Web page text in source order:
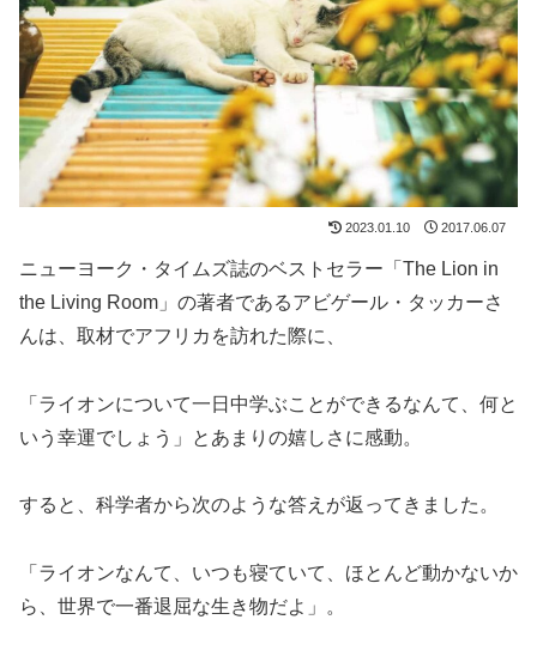
2023.01.10 2017.06.07
ニューヨーク・タイムズ誌のベストセラー「The Lion in
the Living Room」の著者であるアビゲール・タッカーさ
んは、取材でアフリカを訪れた際に、
「ライオンについて一日中学ぶことができるなんて、何と
いう幸運でしょう」とあまりの嬉しさに感動。
すると、科学者から次のような答えが返ってきました。
「ライオンなんて、いつも寝ていて、ほとんど動かないか
ら、世界で一番退屈な生き物だよ」。